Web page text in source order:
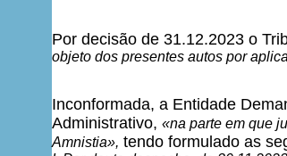
Por decisão de 31.12.2023 o
objeto dos presentes autos por
Inconformada, a Entidade
Administrativo, «na parte em que
Amnistia», tendo formulado as